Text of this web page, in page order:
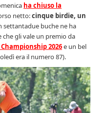
ha chiuso la
netto:cinque birdie, un
settantadue buche ne ha
che gli vale un premio da
2026e un bel
era il numero 87).